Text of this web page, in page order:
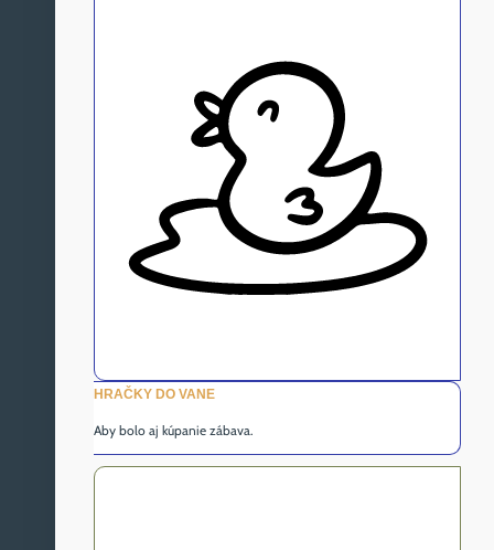
HRAČKY DO VANE
Aby bolo aj kúpanie zábava.